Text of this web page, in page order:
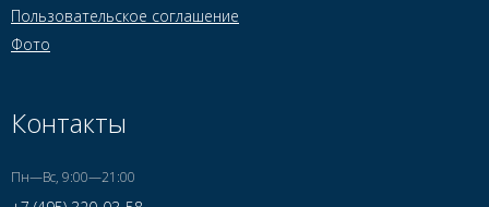
Пользовательское соглашение
Фото
Контакты
Пн—Вс, 9:00—21:00